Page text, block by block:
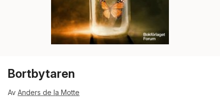
Bortbytaren
Av Anders de la Motte